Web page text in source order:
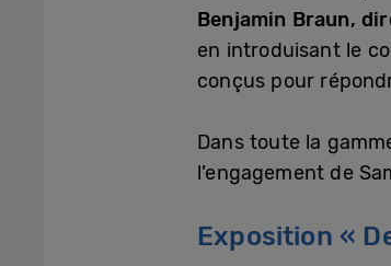
Benjamin Braun,
en introduisant le
conçus pour
Dans toute la
l’engagement de
Exposition «